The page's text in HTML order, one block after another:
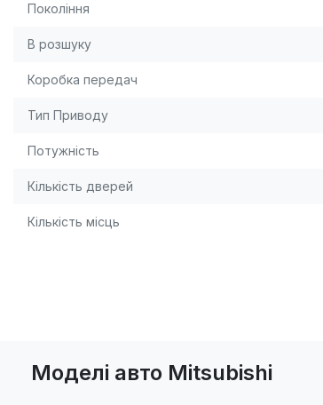
Покоління
В розшуку
Коробка передач
Тип Приводу
Потужність
Кількість дверей
Кількість місць
Моделі авто Mitsubishi